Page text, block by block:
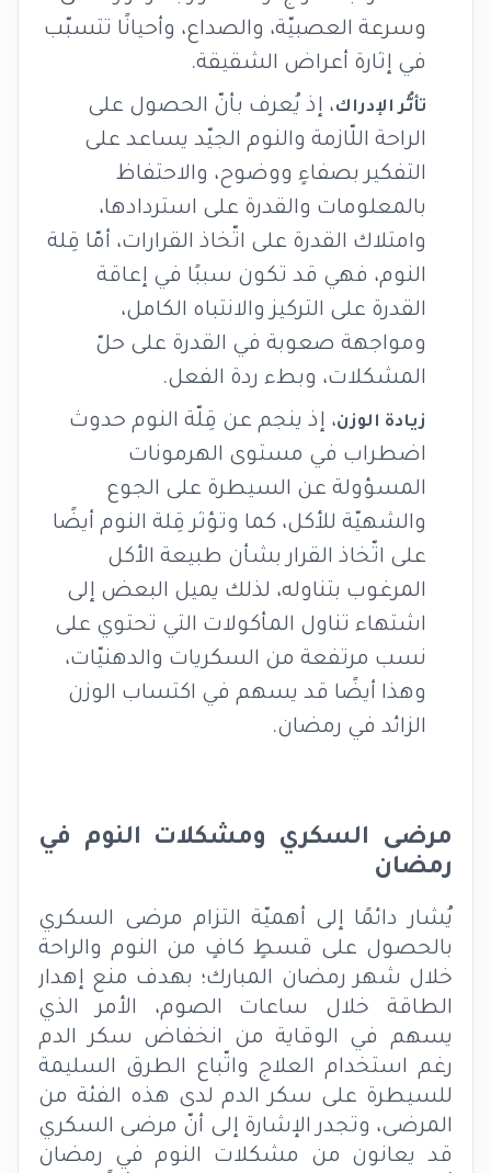
وسرعة العصبيّة، والصداع، وأحيانًا تتسبّب
في إثارة أعراض الشقيقة.
تأثُّر الإدراك، إذ يُعرف بأنّ الحصول على
الراحة اللّازمة والنوم الجيّد يساعد على
التفكير بصفاءٍ ووضوح، والاحتفاظ
بالمعلومات والقدرة على استردادها،
وامتلاك القدرة على اتّخاذ القرارات، أمّا قِلة
النوم، فهي قد تكون سببًا في إعاقة
القدرة على التركيز والانتباه الكامل،
ومواجهة صعوبة في القدرة على حلّ
المشكلات، وبطء ردة الفعل.
زيادة الوزن، إذ ينجم عن قِلّة النوم حدوث
اضطراب في مستوى الهرمونات
المسؤولة عن السيطرة على الجوع
والشهيّة للأكل، كما وتؤثر قِلة النوم أيضًا
على اتّخاذ القرار بشأن طبيعة الأكل
المرغوب بتناوله، لذلك يميل البعض إلى
اشتهاء تناول المأكولات التي تحتوي على
نسب مرتفعة من السكريات والدهنيّات،
وهذا أيضًا قد يسهم في اكتساب الوزن
الزائد في رمضان.
مرضى السكري ومشكلات النوم في
رمضان
يُشار دائمًا إلى أهميّة التزام مرضى السكري
بالحصول على قسطٍ كافٍ من النوم والراحة
خلال شهر رمضان المبارك؛ بهدف منع إهدار
الطاقة خلال ساعات الصوم، الأمر الذي
يسهم في الوقاية من انخفاض سكر الدم
رغم استخدام العلاج واتّباع الطرق السليمة
للسيطرة على سكر الدم لدى هذه الفئة من
المرضى، وتجدر الإشارة إلى أنّ مرضى السكري
قد يعانون من مشكلات النوم في رمضان